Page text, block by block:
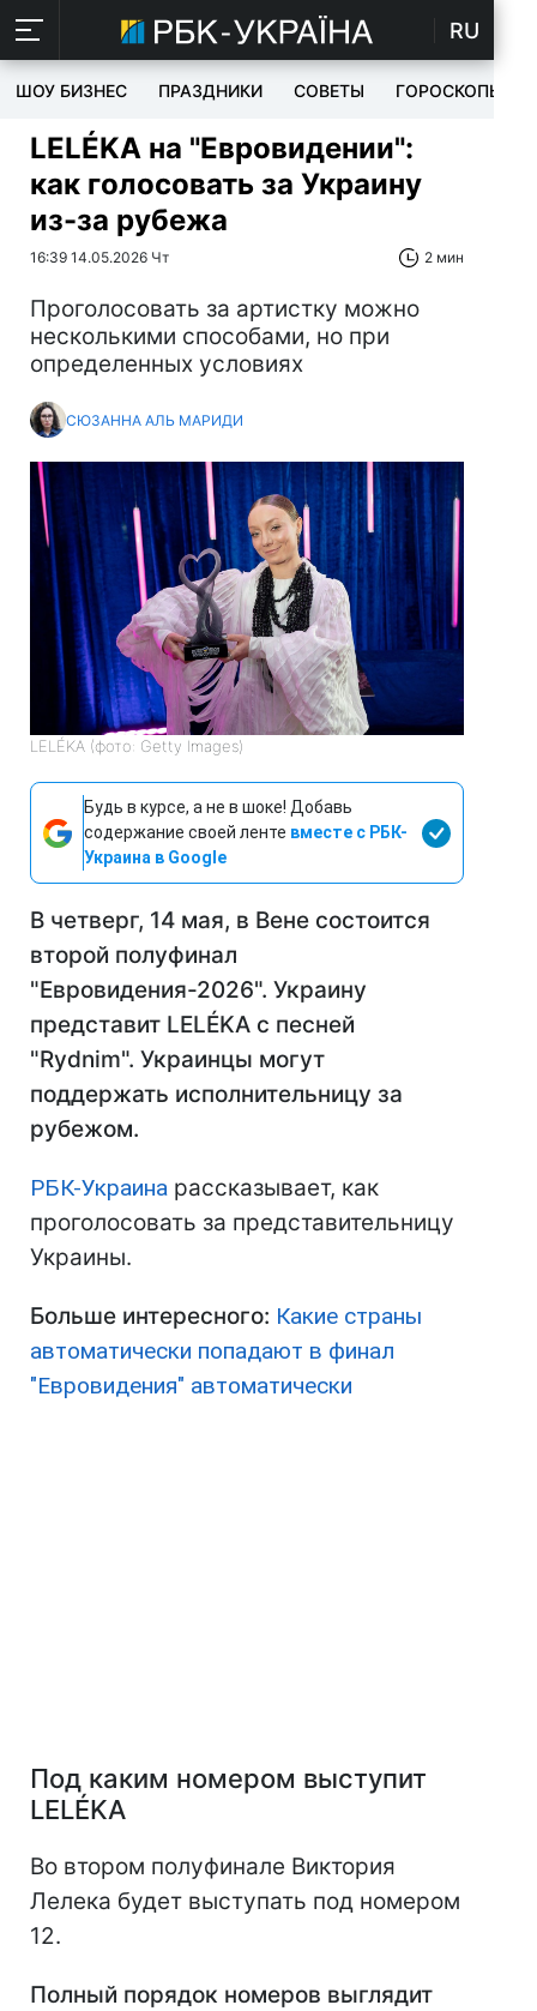
RU
ШОУ БИЗНЕС ПРАЗДНИКИ СОВЕТЫ ГОРОСКОПЫ
LELÉKA на "Евровидении":
как голосовать за Украину
из-за рубежа
16:39 14.05.2026 Чт 2 мин
Проголосовать за артистку можно
несколькими способами, но при
определенных условиях
СЮЗАННА АЛЬ МАРИДИ
LELÉKA (фото: Getty Images)
Будь в курсе, а не в шоке! Добавь
содержание своей ленте вместе с РБК-
Украина в Google
В четверг, 14 мая, в Вене состоится
второй полуфинал
"Евровидения-2026". Украину
представит LELÉKA с песней
"Rydnim". Украинцы могут
поддержать исполнительницу за
рубежом.
РБК-Украина рассказывает, как
проголосовать за представительницу
Украины.
Больше интересного: Какие страны
автоматически попадают в финал
"Евровидения" автоматически
Под каким номером выступит
LELÉKA
Во втором полуфинале Виктория
Лелека будет выступать под номером
12.
Полный порядок номеров выглядит